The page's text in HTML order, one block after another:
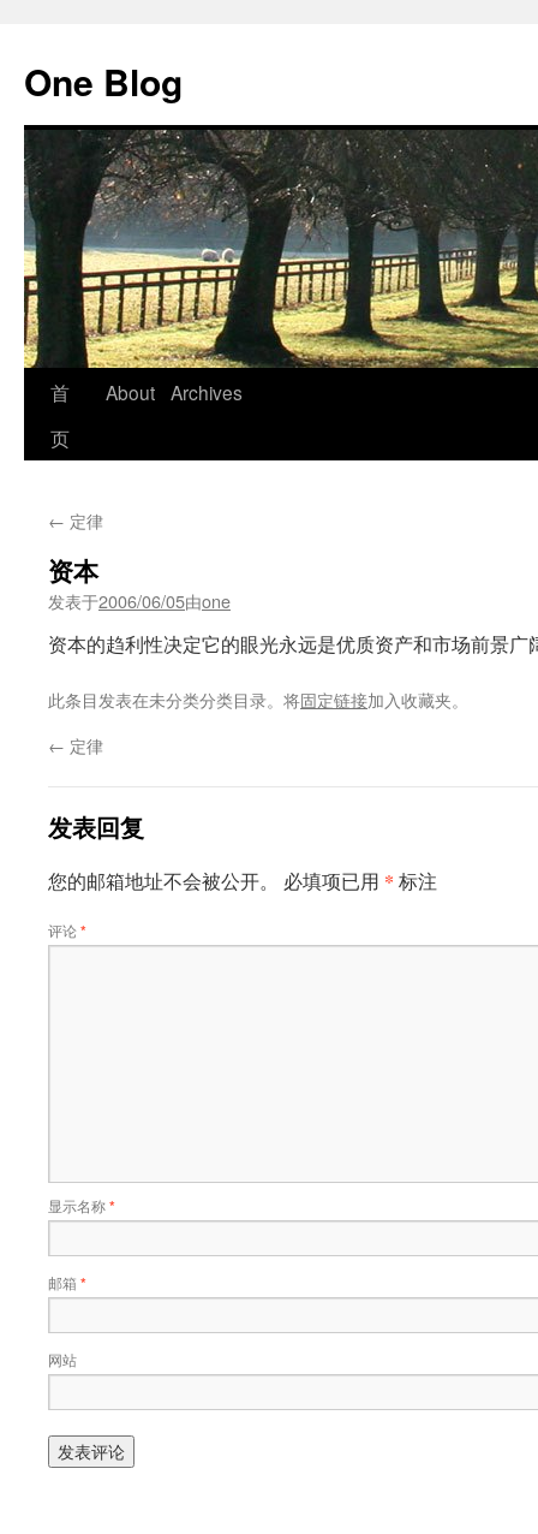
正
文
One Blog
首
页
About Archives
← 定律
资本
发表于2006/06/05由one
资本的趋利性决定它的眼光永远是优质资产和市场前景广
此条目发表在未分类分类目录。将固定链接加入收藏夹。
← 定律
发表回复
您的邮箱地址不会被公开。 必填项已用 * 标注
评论*
显示名称*
邮箱 *
网站